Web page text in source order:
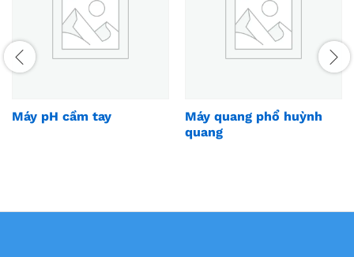
Máy pH cầm tay
Máy quang phổ huỳnh
quang